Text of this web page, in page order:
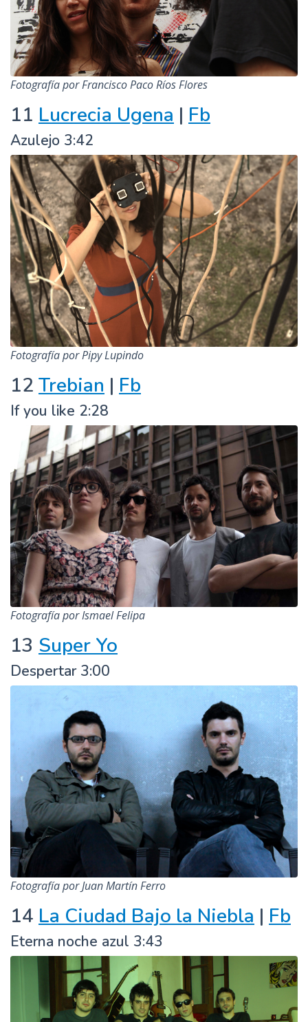
Fotografía por Francisco Paco Ríos Flores
11 Lucrecia Ugena | Fb
Azulejo 3:42
Fotografía por Pipy Lupindo
12 Trebian | Fb
If you like 2:28
Fotografía por Ismael Felipa
13 Super Yo
Despertar 3:00
Fotografía por Juan Martín Ferro
14 La Ciudad Bajo la Niebla | Fb
Eterna noche azul 3:43